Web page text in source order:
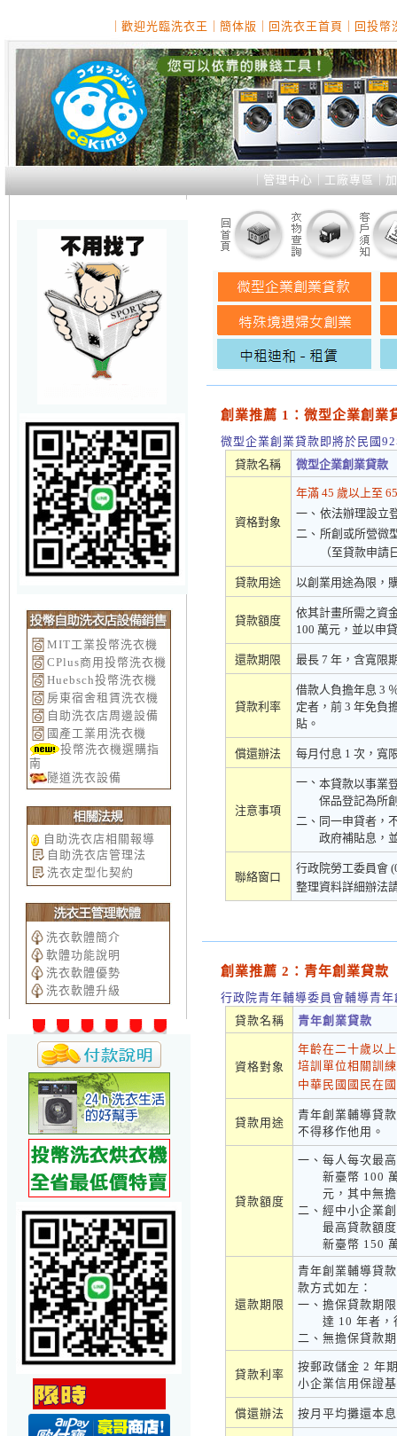
歡迎光臨洗衣王 簡体版 回洗衣王首頁 回投幣
管理中心 工廠專區
MIT工業投幣洗衣機
CPlus商用投幣洗衣機
Huebsch投幣洗衣機
房東宿舍租賃洗衣機
自助洗衣店周邊設備
國產工業用洗衣機
投幣洗衣機選購指
南
隧道洗衣設備
自助洗衣店相關報導
自助洗衣店管理法
洗衣定型化契約
洗衣軟體簡介
軟體功能說明
洗衣軟體優勢
洗衣軟體升級
創業推薦 1：微型企業創業
微型企業創業貸款即將於民國
貸款名稱
微型企業創業貸款
資格對象
年滿 45 歲以上至
一、 依法辦理設立
二、 所創或所營微
（至貸款申請
貸款用途 以創業用途為限，
貸款額度
依其計畫所需之資
100 萬元，並以申
還款期限 最長 7 年，含寬限
貸款利率
借款人負擔年息 3
定者，前 3 年免負
貼。
償還辦法 每月付息 1 次，寬
注意事項
一、 本貸款以事業
保品登記為所
二、 同一申貸者，
政府補貼息，
聯絡窗口
行政院勞工委員會
整理資料詳細辦法
創業推薦 2：青年創業貸款
行政院青年輔導委員會輔導青
貸款名稱
青年創業貸款
資格對象
年齡在二十歲以
培訓單位相關訓
中華民國國民在
貸款用途
青年創業輔導貸
不得移作他用。
貸款額度
一、 每人每次最
新臺幣 100
元，其中無
二、 經中小企業
最高貸款額
新臺幣 150
還款期限
青年創業輔導貸
款方式如左：
一、 擔保貸款期
達 10 年者，
二、 無擔保貸款
貸款利率
按郵政儲金 2 年
小企業信用保證
償還辦法 按月平均攤還本